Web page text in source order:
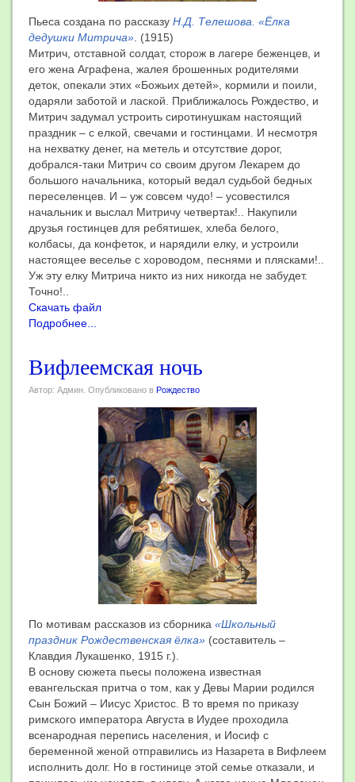
Пьеса создана по рассказу Н.Д. Телешова. «Ёлка
дедушки Митрича» . (1915)
Митрич, отставной солдат, сторож в лагере беженцев, и
его жена Аграфена, жалея брошенных родителями
деток, опекали этих «Божьих детей», кормили и поили,
одаряли заботой и лаской. Приближалось Рождество, и
Митрич задумал устроить сиротинушкам настоящий
праздник – с елкой, свечами и гостинцами. И несмотря
на нехватку денег, на метель и отсутствие дорог,
добрался-таки Митрич со своим другом Лекарем до
большого начальника, который ведал судьбой бедных
переселенцев. И – уж совсем чудо! – усовестился
начальник и выслал Митричу четвертак!.. Накупили
друзья гостинцев для ребятишек, хлеба белого,
колбасы, да конфеток, и нарядили елку, и устроили
настоящее веселье с хороводом, песнями и плясками!..
Уж эту елку Митрича никто из них никогда не забудет.
Точно!..
Скачать файл
Подробнее...
Вифлеемская ночь
Автор: Админ. Опубликовано в Рождество
По мотивам рассказов из сборника «Школьный
праздник Рождественская ёлка» (составитель –
Клавдия Лукашенко, 1915 г.).
В основу сюжета пьесы положена известная
евангельская притча о том, как у Девы Марии родился
Сын Божий – Иисус Христос. В то время по приказу
римского императора Августа в Иудее проходила
всенародная перепись населения, и Иосиф с
беременной женой отправились из Назарета в Вифлеем
исполнить долг. Но в гостинице этой семье отказали, и